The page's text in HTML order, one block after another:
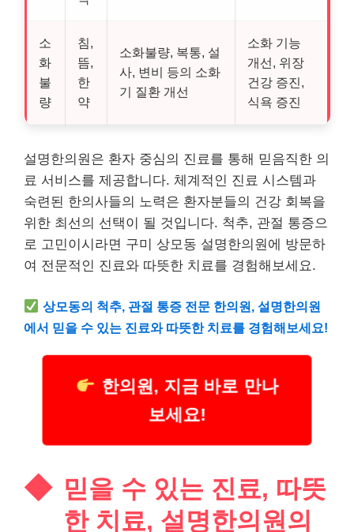
소
화
불
량
침,
뜸,
한
약
소화불량, 복통, 설
사, 변비 등의 소화
기 질환 개선
소화 기능
개선, 위장
건강 증진,
식욕 증진
설명한의원은 환자 중심의 진료를 통해 믿음직한 의
료 서비스를 제공합니다. 체계적인 진료 시스템과
숙련된 한의사들의 노력은 환자분들의 건강 회복을
위한 최선의 선택이 될 것입니다. 척추, 관절 통증으
로 고민이시라면 구미 상모동 설명한의원에 방문하
여 전문적인 진료와 따뜻한 치료를 경험해보세요.
상모동의 척추, 관절 통증 전문 한의원, 설명한의원
에서 믿을 수 있는 진료와 따뜻한 치료를 경험해보세요!
한의원, 지금 바로 만나
보세요!
믿을 수 있는 진료, 따뜻
한 치료, 설명한의원의